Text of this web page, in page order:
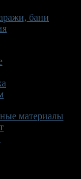
бани
материалы